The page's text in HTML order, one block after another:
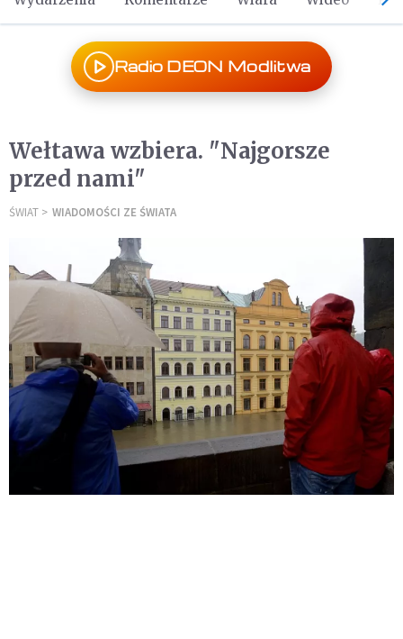
Radio DEON Modlitwa
Wełtawa wzbiera. "Najgorsze
przed nami"
ŚWIAT WIADOMOŚCI ZE ŚWIATA